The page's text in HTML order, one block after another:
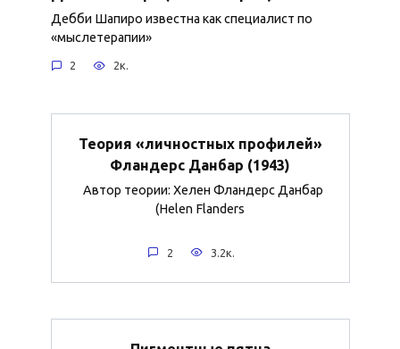
Дебби Шапиро известна как специалист по
«мыслетерапии»
2 2к.
Теория «личностных профилей»
Фландерс Данбар (1943)
Автор теории: Хелен Фландерс Данбар
(Helen Flanders
2 3.2к.